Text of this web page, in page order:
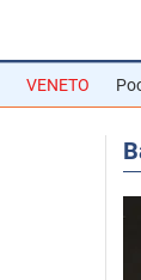
VENETO